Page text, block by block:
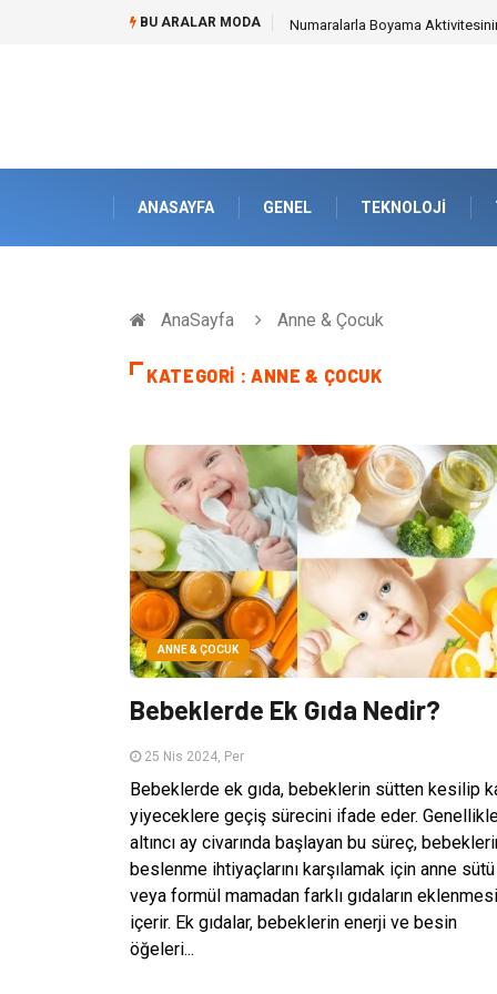
BU ARALAR MODA Mobil Çit Kültürü and Geçici
ANASAYFA GENEL TEKNOLOJI
AnaSayfa Anne & Çocuk
KATEGORI : ANNE & ÇOCUK
ANNE & ÇOCUK
Bebeklerde Ek Gıda Nedir?
25 Nis 2024, Per
Bebeklerde ek gıda, bebeklerin sütten kesilip
yiyeceklere geçiş sürecini ifade eder.
altıncı ay civarında başlayan bu süreç,
beslenme ihtiyaçlarını karşılamak için anne sütü
veya formül mamadan farklı gıdaların
içerir. Ek gıdalar, bebeklerin enerji ve besin
öğeleri...